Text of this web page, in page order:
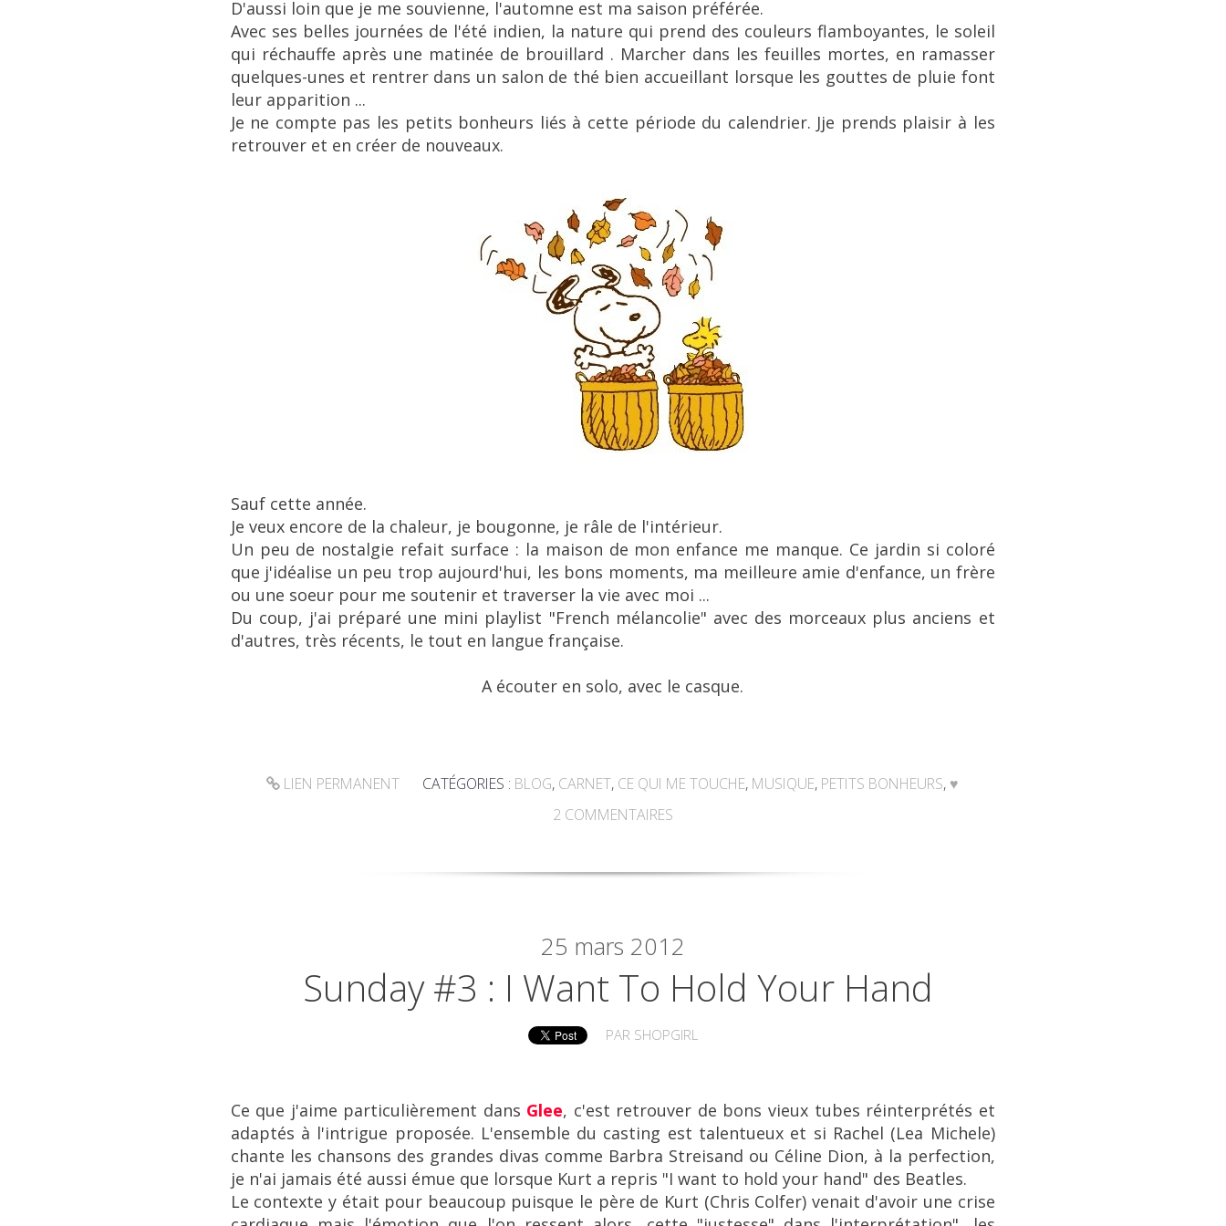
D'aussi loin que je me souvienne, l'automne est ma saison préférée.
Avec ses belles journées de l'été indien, la nature qui prend des couleurs flamboyantes, le soleil
qui réchauffe après une matinée de brouillard . Marcher dans les feuilles mortes, en ramasser
quelques-unes et rentrer dans un salon de thé bien accueillant lorsque les gouttes de pluie font
leur apparition ...
Je ne compte pas les petits bonheurs liés à cette période du calendrier. Jje prends plaisir à les
retrouver et en créer de nouveaux.
Sauf cette année.
Je veux encore de la chaleur, je bougonne, je râle de l'intérieur.
Un peu de nostalgie refait surface : la maison de mon enfance me manque. Ce jardin si coloré
que j'idéalise un peu trop aujourd'hui, les bons moments, ma meilleure amie d'enfance, un frère
ou une soeur pour me soutenir et traverser la vie avec moi ...
Du coup, j'ai préparé une mini playlist "French mélancolie" avec des morceaux plus anciens et
d'autres, très récents, le tout en langue française.
A écouter en solo, avec le casque.
LIEN PERMANENT CATÉGORIES : BLOG, CARNET, CE QUI ME TOUCHE, MUSIQUE, PETITS BONHEURS, ♥
2 COMMENTAIRES
25 mars 2012
Sunday #3 : I Want To Hold Your Hand
PAR SHOPGIRL
Ce que j'aime particulièrement dans Glee, c'est retrouver de bons vieux tubes réinterprétés et
adaptés à l'intrigue proposée. L'ensemble du casting est talentueux et si Rachel (Lea Michele)
chante les chansons des grandes divas comme Barbra Streisand ou Céline Dion, à la perfection,
je n'ai jamais été aussi émue que lorsque Kurt a repris "I want to hold your hand" des Beatles.
Le contexte y était pour beaucoup puisque le père de Kurt (Chris Colfer) venait d'avoir une crise